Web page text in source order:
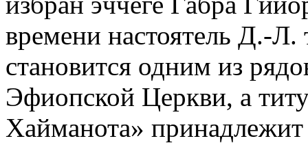
времени настоятель Д.-Л.
становится одним из
Эфиопской Церкви, а
Хайманота»